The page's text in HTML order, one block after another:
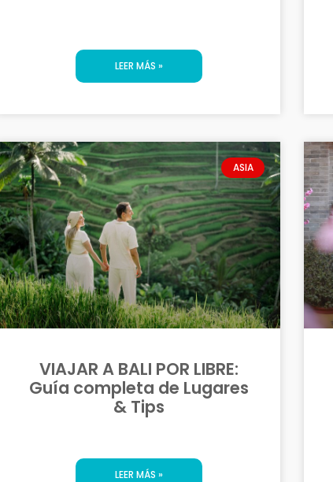
LEER MÁS »
ASIA
VIAJAR A BALI POR LIBRE:
Guía completa de Lugares
& Tips
LEER MÁS »